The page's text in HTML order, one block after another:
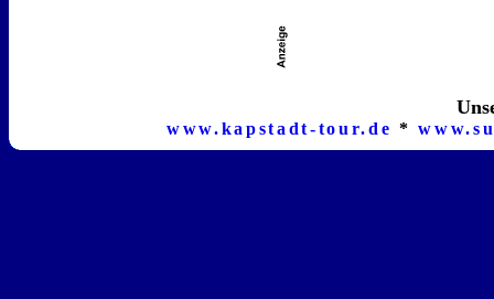
www.kapstadt-tour.de *